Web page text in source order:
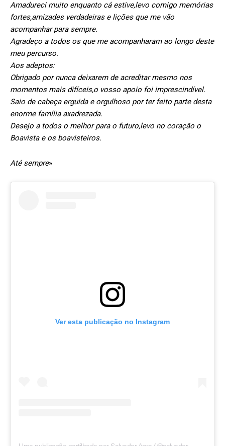
Amadureci muito enquanto cá estive,levo comigo memórias
fortes,amizades verdadeiras e lições que me vão
acompanhar para sempre.
Agradeço a todos os que me acompanharam ao longo deste
meu percurso.
Aos adeptos:
Obrigado por nunca deixarem de acreditar mesmo nos
momentos mais difíceis,o vosso apoio foi imprescindível.
Saio de cabeça erguida e orgulhoso por ter feito parte desta
enorme família axadrezada.
Desejo a todos o melhor para o futuro,levo no coração o
Boavista e os boavisteiros.
Até sempre»
Ver esta publicação no Instagram